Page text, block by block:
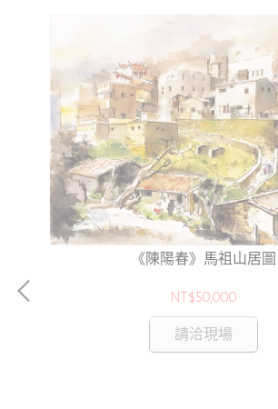
《陳陽春》馬祖山居圖
NT$50,000
請洽現場